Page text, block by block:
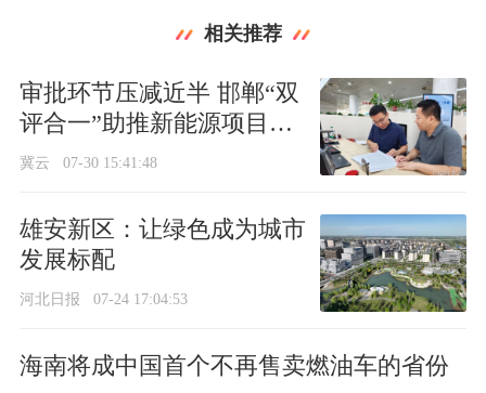
相关推荐
审批环节压减近半 邯郸“双
评合一”助推新能源项目提
速落地
冀云 07-30 15:41:48
雄安新区：让绿色成为城市
发展标配
河北日报 07-24 17:04:53
海南将成中国首个不再售卖燃油车的省份